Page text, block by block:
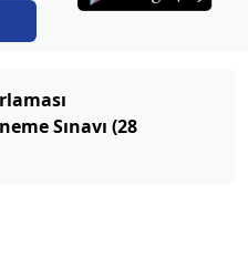
Sınavı (28